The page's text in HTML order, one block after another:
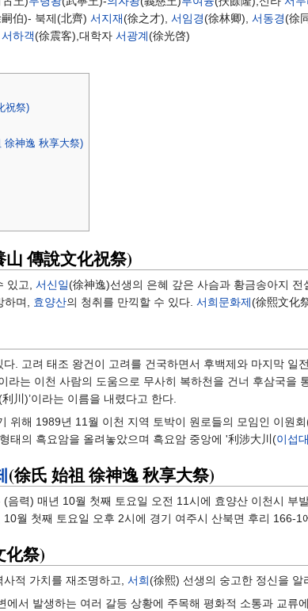
伯)- 북제(北齊) 서지재(徐之才), 서임경(徐林卿), 서동경(徐
서하객(徐震客),대학자 서광계(徐光啓)
祝祭)
徐神逸 秋享大祭)
山 傳說文化祝祭)
있고, 서신일(徐神逸)선생의 은혜 갚은 사슴과 황금송아지 전
하며, 효양산의 청취를 만끽할 수 있다. 서희문화제(徐熙文化
. 고려 태조 왕건이 고려를 건국하면서 후백제와 마지막
라는 이천 사람의 도움으로 무사히 복하천을 건너 후삼국을
川)’이라는 이름을 내렸다고 한다.
위해 1989년 11월 이천 지역 토박이 원로들의 모임인 이원
태의 흑요암을 올려놓았으며 흑요암 중앙에 '利涉大川(이섭
(徐氏 始祖 徐神逸 秋享大祭)
(음력) 매년 10월 첫째 토요일 오전 11시에 효양산 이천시
월 첫째 토요일 오후 2시에 경기 여주시 산북면 후리 166-1
化祭)
적 가치를 재조명하고, 서희(徐熙) 선생의 숭고한 정신을
서 발생하는 여러 갈등 상황에 주목해 평화적 소통과 교류